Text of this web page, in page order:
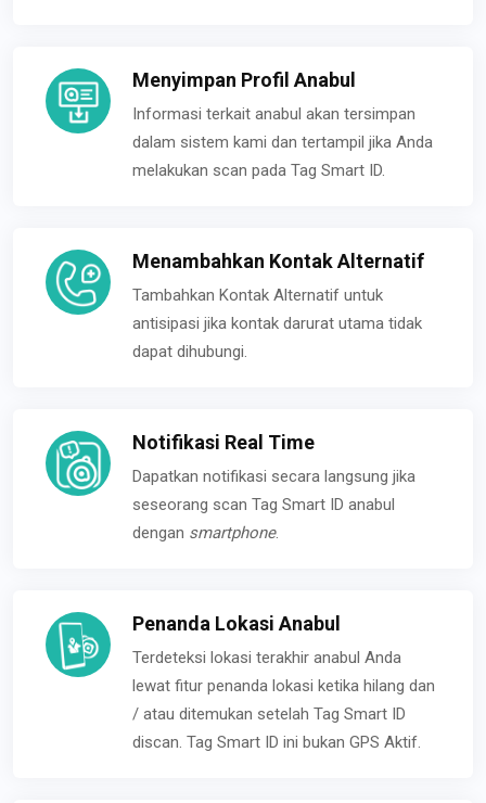
Menyimpan Profil Anabul
Informasi terkait anabul akan tersimpan
dalam sistem kami dan tertampil jika Anda
melakukan scan pada Tag Smart ID.
Menambahkan Kontak Alternatif
Tambahkan Kontak Alternatif untuk
antisipasi jika kontak darurat utama tidak
dapat dihubungi.
Notifikasi Real Time
Dapatkan notifikasi secara langsung jika
seseorang scan Tag Smart ID anabul
dengan smartphone.
Penanda Lokasi Anabul
Terdeteksi lokasi terakhir anabul Anda
lewat fitur penanda lokasi ketika hilang dan
/ atau ditemukan setelah Tag Smart ID
discan. Tag Smart ID ini bukan GPS Aktif.